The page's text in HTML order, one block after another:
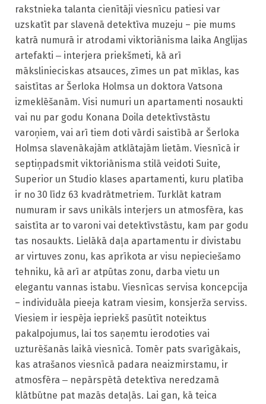
rakstnieka talanta cienītāji viesnīcu patiesi var
uzskatīt par slavenā detektīva muzeju – pie mums
katrā numurā ir atrodami viktoriānisma laika Anglijas
artefakti ‒ interjera priekšmeti, kā arī
mākslinieciskas atsauces, zīmes un pat mīklas, kas
saistītas ar Šerloka Holmsa un doktora Vatsona
izmeklēšanām. Visi numuri un apartamenti nosaukti
vai nu par godu Konana Doila detektīvstāstu
varoņiem, vai arī tiem doti vārdi saistībā ar Šerloka
Holmsa slavenākajām atklātajām lietām. Viesnīcā ir
septiņpadsmit viktoriānisma stilā veidoti Suite,
Superior un Studio klases apartamenti, kuru platība
ir no 30 līdz 63 kvadrātmetriem. Turklāt katram
numuram ir savs unikāls interjers un atmosfēra, kas
saistīta ar to varoni vai detektīvstāstu, kam par godu
tas nosaukts. Lielākā daļa apartamentu ir divistabu
ar virtuves zonu, kas aprīkota ar visu nepieciešamo
tehniku, kā arī ar atpūtas zonu, darba vietu un
elegantu vannas istabu. Viesnīcas servisa koncepcija
– individuāla pieeja katram viesim, konsjerža serviss.
Viesiem ir iespēja iepriekš pasūtīt noteiktus
pakalpojumus, lai tos saņemtu ierodoties vai
uzturēšanās laikā viesnīcā. Tomēr pats svarīgākais,
kas atrašanos viesnīcā padara neaizmirstamu, ir
atmosfēra ‒ nepārspētā detektīva neredzamā
klātbūtne pat mazās detaļās. Lai gan, kā teica